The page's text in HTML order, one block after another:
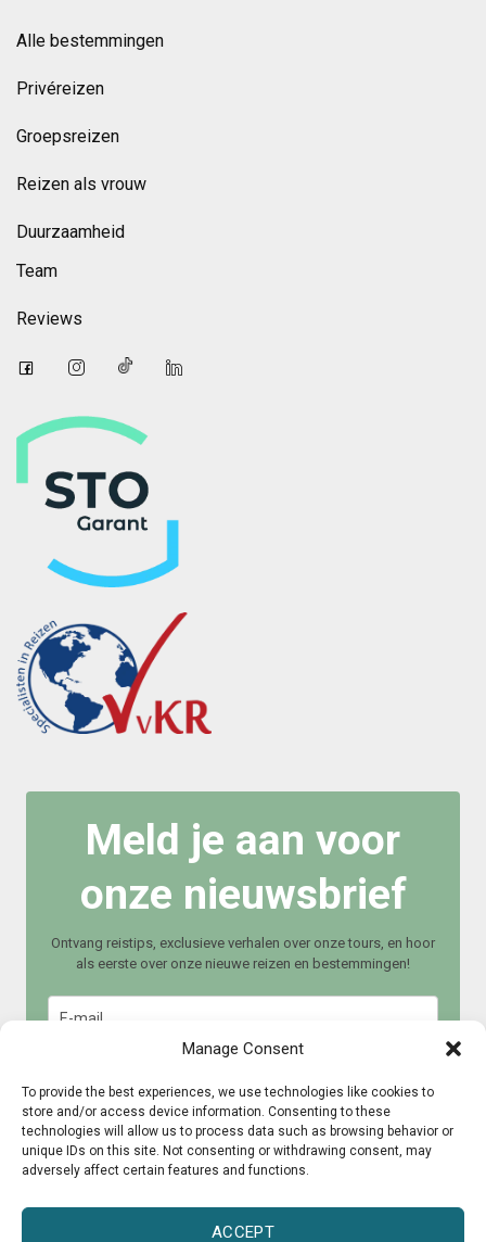
Manage Consent
To provide the best experiences, we use technologies like cookies to
store and/or access device information. Consenting to these
technologies will allow us to process data such as browsing behavior or
unique IDs on this site. Not consenting or withdrawing consent, may
adversely affect certain features and functions.
ACCEPT
Alle bestemmingen
Privéreizen
Groepsreizen
Reizen als vrouw
Duurzaamheid
Team
Reviews
Meld je aan voor
onze nieuwsbrief
Ontvang reistips, exclusieve verhalen over onze tours, en hoor
als eerste over onze nieuwe reizen en bestemmingen!
Meld je aan